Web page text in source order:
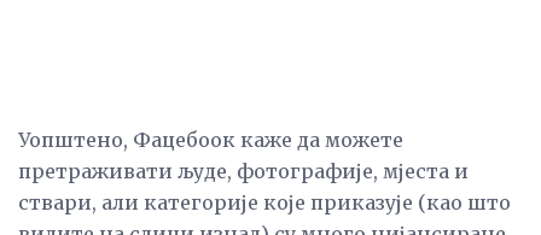
Уопштено, Фацебоок каже да можете
претраживати људе, фотографије, мјеста и
ствари, али категорије које приказује (као што